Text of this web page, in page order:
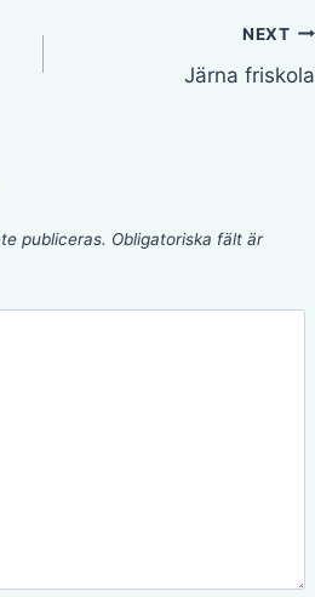
NEXT
Järna friskola
publiceras. Obligatoriska fält är